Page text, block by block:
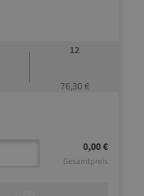
12
76,30 €
0,00 €
Gesamtpreis